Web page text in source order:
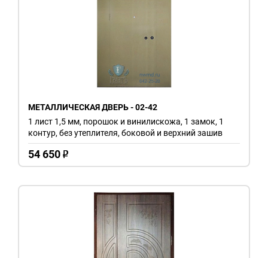
МЕТАЛЛИЧЕСКАЯ ДВЕРЬ - 02-42
54 650 o
1 лист 1,5 мм, порошок и винилискожа, 1 замок, 1
контур, без утеплителя, боковой и верхний зашив